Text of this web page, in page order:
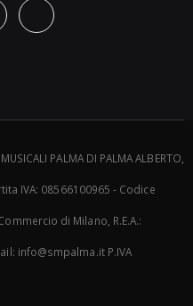
PALMA DI PALMA ALBERTO,
IVA: 08566100965 - Codice
di Milano, R.E.A.:
info@smpalma.it P.IVA